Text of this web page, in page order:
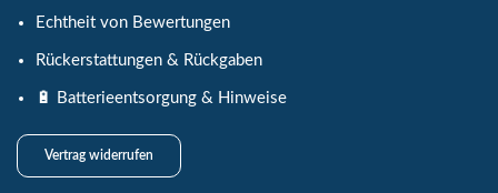
Echtheit von Bewertungen
Rückerstattungen & Rückgaben
🔋 Batterieentsorgung & Hinweise
Vertrag widerrufen